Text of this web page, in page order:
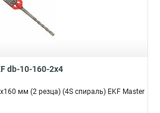
db-10-160-2x4
мм (2 резца) (4S спираль) EKF Master